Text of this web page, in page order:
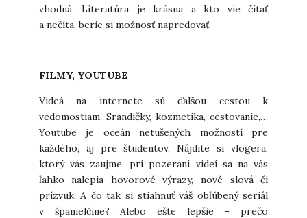
vhodná. Literatúra je krásna a kto vie čítať
a nečíta, berie si možnosť napredovať.
FILMY, YOUTUBE
Videá na internete sú ďalšou cestou k
vedomostiam. Srandičky, kozmetika, cestovanie,…
Youtube je oceán netušených možností pre
každého, aj pre študentov. Nájdite si vlogera,
ktorý vás zaujme, pri pozeraní videí sa na vás
ľahko nalepia hovorové výrazy, nové slová či
prízvuk. A čo tak si stiahnuť váš obľúbený seriál
v španielčine? Alebo ešte lepšie – prečo